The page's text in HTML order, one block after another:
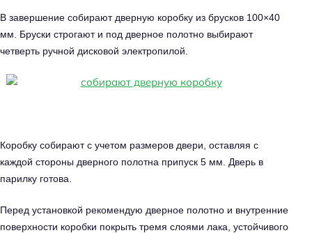
В завершение собирают дверную коробку из брусков 100×40
мм. Бруски строгают и под дверное полотно выбирают
четверть ручной дисковой электропилой.
Коробку собирают с учетом размеров двери, оставляя с
каждой стороны дверного полотна припуск 5 мм. Дверь в
парилку готова.
Перед установкой рекомендую дверное полотно и внутренние
поверхности коробки покрыть тремя слоями лака, устойчивого